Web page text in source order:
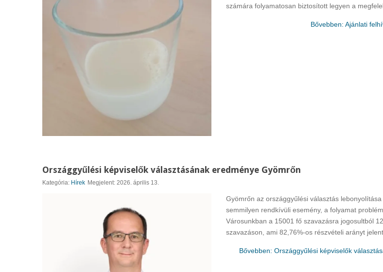
számára folyamatosan biztosított legyen a
Bővebben: Ajánlati
Országgyűlési képviselők választásának eredménye Gyömrőn
Kategória: Hírek Megjelent: 2026. április 13.
Gyömrőn az országgyűlési választás
semmilyen rendkívüli esemény, a folyamat
Városunkban a 15001 fő szavazásra jogosultból
szavazáson, ami 82,76%-os részvételi arányt jelent.
Bővebben: Országgyűlési képviselők